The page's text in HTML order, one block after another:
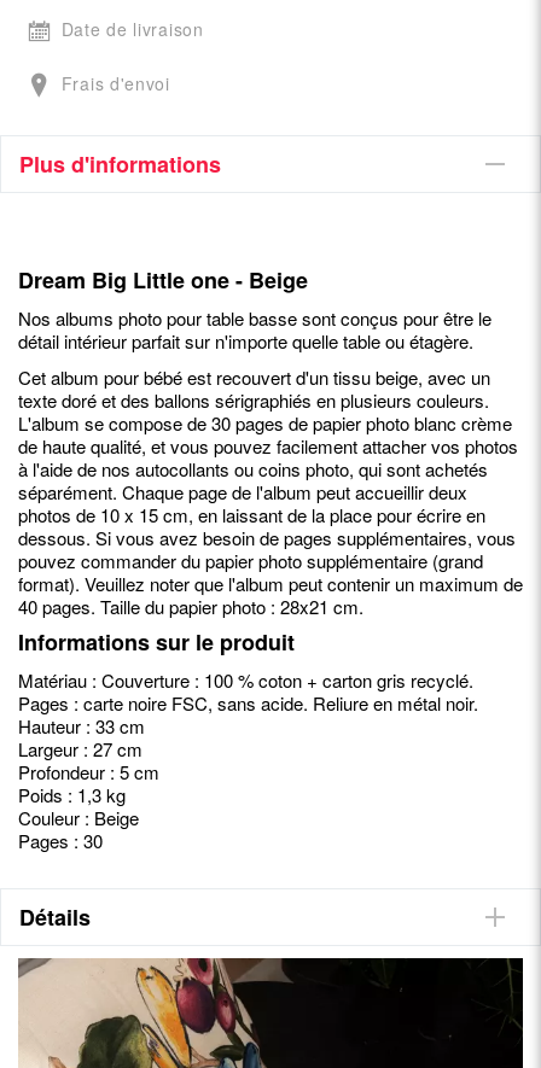
Date de livraison
Frais d'envoi
Plus d'informations
Dream Big Little one - Beige
Nos albums photo pour table basse sont conçus pour être le
détail intérieur parfait sur n'importe quelle table ou étagère.
Cet album pour bébé est recouvert d'un tissu beige, avec un
texte doré et des ballons sérigraphiés en plusieurs couleurs.
L'album se compose de 30 pages de papier photo blanc crème
de haute qualité, et vous pouvez facilement attacher vos photos
à l'aide de nos autocollants ou coins photo, qui sont achetés
séparément. Chaque page de l'album peut accueillir deux
photos de 10 x 15 cm, en laissant de la place pour écrire en
dessous. Si vous avez besoin de pages supplémentaires, vous
pouvez commander du papier photo supplémentaire (grand
format). Veuillez noter que l'album peut contenir un maximum de
40 pages. Taille du papier photo : 28x21 cm.
Informations sur le produit
Matériau : Couverture : 100 % coton + carton gris recyclé.
Pages : carte noire FSC, sans acide. Reliure en métal noir.
Hauteur : 33 cm
Largeur : 27 cm
Profondeur : 5 cm
Poids : 1,3 kg
Couleur : Beige
Pages : 30
Détails